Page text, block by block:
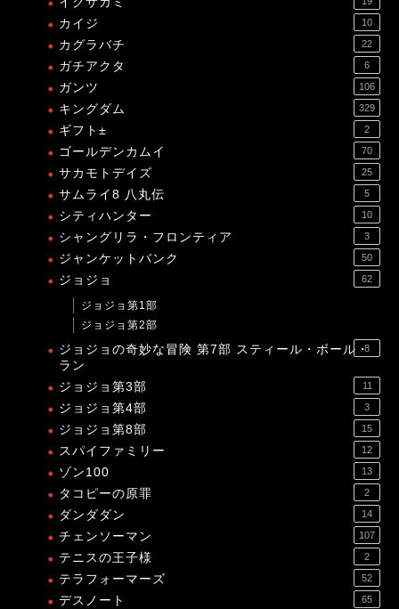
カイジ 10
カグラバチ 22
ガチアクタ 6
ガンツ 106
キングダム 329
ギフト± 2
ゴールデンカムイ 70
サカモトデイズ 25
サムライ8 八丸伝 5
シティハンター 10
シャングリラ・フロンティア 3
ジャンケットバンク 50
ジョジョ 62
ジョジョ第1部
ジョジョ第2部
ジョジョの奇妙な冒険 第7部 スティール・ボール・
ラン
8
ジョジョ第3部 11
ジョジョ第4部 3
ジョジョ第8部 15
スパイファミリー 12
ゾン100 13
タコピーの原罪 2
ダンダダン 14
チェンソーマン 107
テニスの王子様 2
テラフォーマーズ 52
デスノート 65